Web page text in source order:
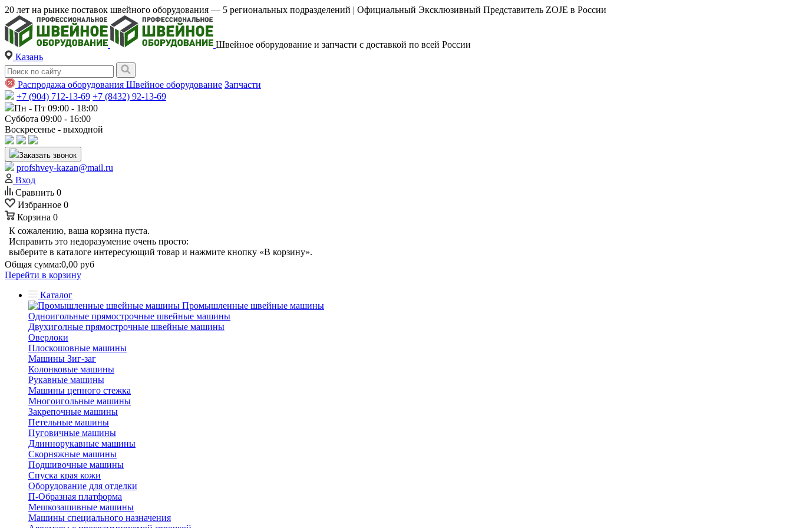
20 лет на рынке поставок швейного оборудования — 5 региональных подразделений | Официальный Эксклюзивный Представитель ZOJE в России
Швейное оборудование и запчасти с доставкой по всей России
Казань
Распродажа оборудования Швейное оборудование Запчасти
+7 (904) 712-13-69 +7 (8432) 92-13-69
Пн - Пт 09:00 - 18:00
Суббота 09:00 - 16:00
Воскресенье - выходной
Заказать звонок
profshvey-kazan@mail.ru
Вход
Сравнить 0
Избранное 0
Корзина 0
К сожалению, ваша корзина пуста.
Исправить это недоразумение очень просто:
выберите в каталоге интересующий товар и нажмите кнопку «В корзину».
Общая сумма:0,00 руб
Перейти в корзину
Каталог
Промышленные швейные машины
Одноигольные прямострочные швейные машины
Двухиголные прямострочные швейные машины
Оверлоки
Плоскошовные машины
Машины Зиг-заг
Колонковые машины
Рукавные машины
Машины цепного стежка
Многоигольные машины
Закрепочные машины
Петельные машины
Пуговичные машины
Длиннорукавные машины
Скорняжные машины
Подшивочные машины
Спуска края кожи
Оборудование для отделки
П-Образная платформа
Мешкозашивные машины
Машины специального назначения